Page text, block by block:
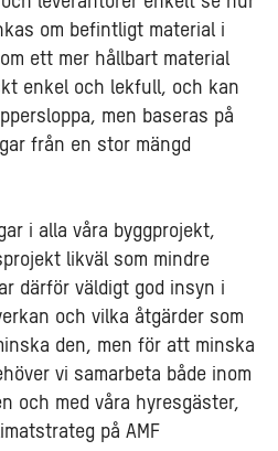
om befintligt material i
ett mer hållbart material
enkel och lekfull, och kan
men baseras på
från en stor mängd
i alla våra byggprojekt,
likväl som mindre
därför väldigt god insyn i
och vilka åtgärder som
den, men för att minska
vi samarbeta både inom
och med våra hyresgäster,
på AMF